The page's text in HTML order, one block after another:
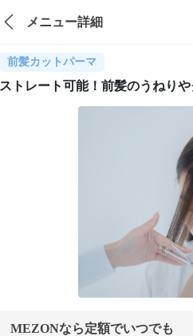
メニュー詳細
前髪カットパーマ
ストレート可能！前髪のうねり
MEZONなら定額でいつでも